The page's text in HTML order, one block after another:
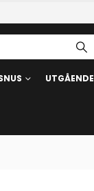
UTGÅENDE